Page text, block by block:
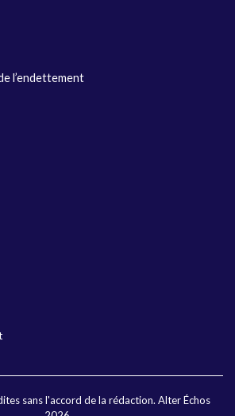
l’endettement
sans l'accord de la rédaction. Alter Échos